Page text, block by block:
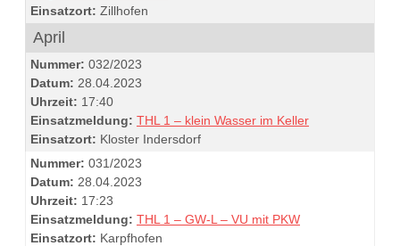
Einsatzort: Zillhofen
April
Nummer: 032/2023
Datum: 28.04.2023
Uhrzeit: 17:40
Einsatzmeldung: THL 1 – klein Wasser im Keller
Einsatzort: Kloster Indersdorf
Nummer: 031/2023
Datum: 28.04.2023
Uhrzeit: 17:23
Einsatzmeldung: THL 1 – GW-L – VU mit PKW
Einsatzort: Karpfhofen